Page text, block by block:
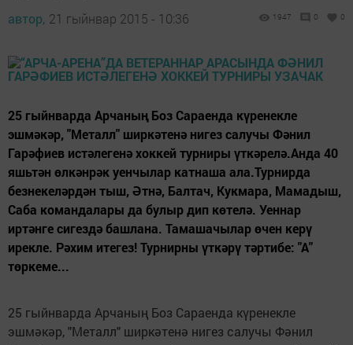
автор, 21 гыйнвар 2015 - 10:36 1947 0 0
25 гыйнварда Арчаның Боз Сараенда күренекле
эшмәкәр, "Металл" ширкәтенә нигез салучы Фәнил
Гарәфиев истәлегенә хоккей турниры үткәрелә.Анда 40
яшьтән өлкәнрәк уенчылар катнаша ала.Турнирда
безнекеләрдән тыш, Әтнә, Балтач, Кукмара, Мамадыш,
Саба командалары да булыр дип көтелә. Уеннар
иртәнге сигездә башлана. Тамашачылар өчен керү
ирекле. Рәхим итегез! Турнирны үткәрү тәртибе: "А"
төркеме...
25 гыйнварда Арчаның Боз Сараенда күренекле
эшмәкәр, "Металл" ширкәтенә нигез салучы Фәнил